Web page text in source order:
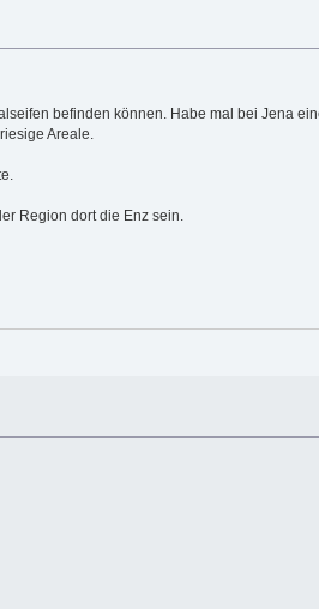
befinden können. Habe mal bei Jena
Areale.
Region dort die Enz sein.